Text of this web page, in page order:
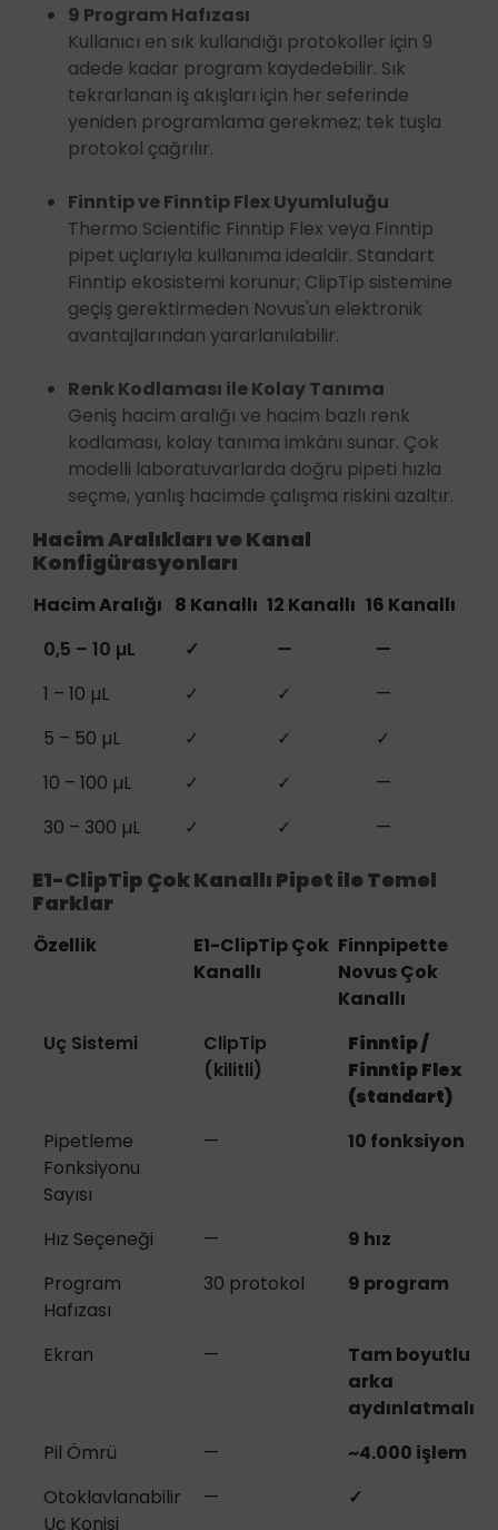
9 Program Hafızası
Kullanıcı en sık kullandığı protokoller için 9
adede kadar program kaydedebilir. Sık
tekrarlanan iş akışları için her seferinde
yeniden programlama gerekmez; tek tuşla
protokol çağrılır.
Finntip ve Finntip Flex Uyumluluğu
Thermo Scientific Finntip Flex veya Finntip
pipet uçlarıyla kullanıma idealdir. Standart
Finntip ekosistemi korunur; ClipTip sistemine
geçiş gerektirmeden Novus'un elektronik
avantajlarından yararlanılabilir.
Renk Kodlaması ile Kolay Tanıma
Geniş hacim aralığı ve hacim bazlı renk
kodlaması, kolay tanıma imkânı sunar. Çok
modelli laboratuvarlarda doğru pipeti hızla
seçme, yanlış hacimde çalışma riskini azaltır.
Hacim Aralıkları ve Kanal
Konfigürasyonları
Hacim Aralığı 8 Kanallı 12 Kanallı 16 Kanallı
0,5 – 10 µL
✓ —
—
1 – 10 µL
✓ ✓
—
5 – 50 µL
✓ ✓
✓
10 – 100 µL
✓ ✓
—
30 – 300 µL
✓ ✓ —
E1-ClipTip Çok Kanallı Pipet ile Temel
Farklar
Özellik
E1-ClipTip Çok
Kanallı
Finnpipette
Novus Çok
Kanallı
Uç Sistemi
ClipTip
(kilitli)
Finntip /
Finntip Flex
(standart)
Pipetleme
Fonksiyonu
Sayısı
— 10 fonksiyon
Hız Seçeneği —
9 hız
Program
Hafızası
30 protokol 9 program
Ekran —
Tam boyutlu
arka
aydınlatmalı
Pil Ömrü
—
~4.000 işlem
Otoklavlanabilir
Uç Konisi
— ✓